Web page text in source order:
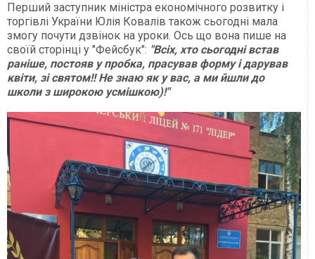
Перший заступник міністра економічного розвитку і
торгівлі України Юлія Ковалів також сьогодні мала
змогу почути дзвінок на уроки. Ось що вона пише на
своїй сторінці у "Фейсбук": "Всіх, хто сьогодні встав
раніше, постояв у пробка, прасував форму і дарував
квіти, зі святом!!Не знаю як у вас, а ми йшли до
школи з широкою усмішкою)!"